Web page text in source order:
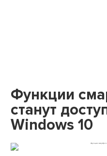
Функции
станут
Windows 10